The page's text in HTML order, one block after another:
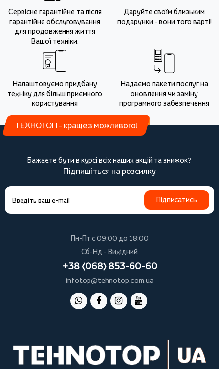
Сервісне гарантійне та після
гарантійне обслуговування
для продовження життя
Вашої техніки.
Даруйте своїм близьким
подарунки - вони того варті!
Налаштовуємо придбану
техніку для більш приємного
користування
Надаємо пакети послуг на
оновлення чи заміну
програмного забезпечення
ТЕХНОТОП - краще з можливого!
Бажаєте бути в курсі всіх наших акцій та знижок?
Підпишіться на розсилку
Підписатись
Пн-Пт с 09:00 до 18:00
Сб-Нд - Вихідний
+38 (068) 853-60-60
infotop@tehnotop.com.ua